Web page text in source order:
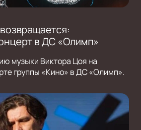
в ДС «Олимп»
музыки Виктора Цоя на
группы «Кино» в ДС «Олимп».